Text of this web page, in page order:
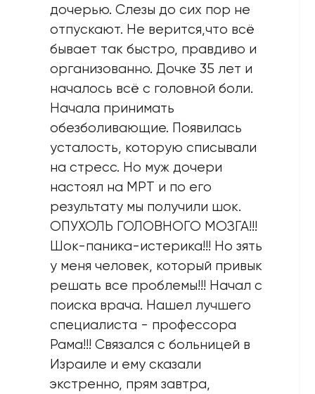
дочерью. Слезы до сих пор не
отпускают. Не верится,что всё
бывает так быстро, правдиво и
организованно. Дочке 35 лет и
началось всё с головной боли.
Начала принимать
обезбoливающие. Появилась
усталость, которую списывали
на стресс. Но муж дочери
настоял на MPT и по его
результату мы получили шок.
ОПУХОЛЬ ГОЛОВНОГО МОЗГА!!!
Шок-паника-истерика!!! Но зять
у меня человек, который привык
решать все проблемы!!! Начал с
поиска врача. Нашел лучшего
специалиста - профессора
Рама!!! Связался с больницей в
Израиле и ему сказали
экстренно, прям завтра,